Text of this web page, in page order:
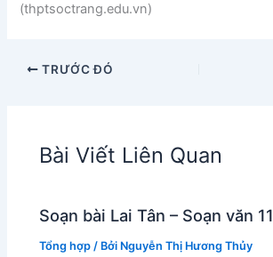
(thptsoctrang.edu.vn)
TRƯỚC ĐÓ
Bài Viết Liên Quan
Soạn bài Lai Tân – Soạn văn 11
Tổng hợp / Bởi Nguyễn Thị Hương Thủy